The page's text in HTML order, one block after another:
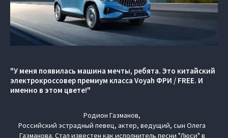
"У меня появилась машина мечты, ребята. Это китайский
электрокроссовер премиум класса Voyah ФРИ / FREE. И
именно в этом цвете!"
Родион Газманов,
Российский эстрадный певец, актер, ведущий, сын Олега
Газманова. Стал известен как исполнитель песни "Люси" в